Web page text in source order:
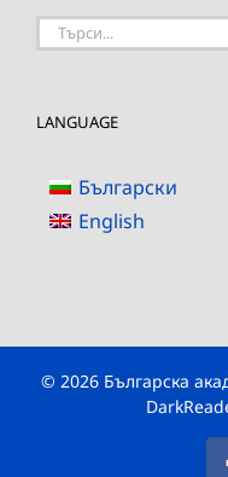
Търсене
LANGUAGE
Български
English
© 2026 Българска